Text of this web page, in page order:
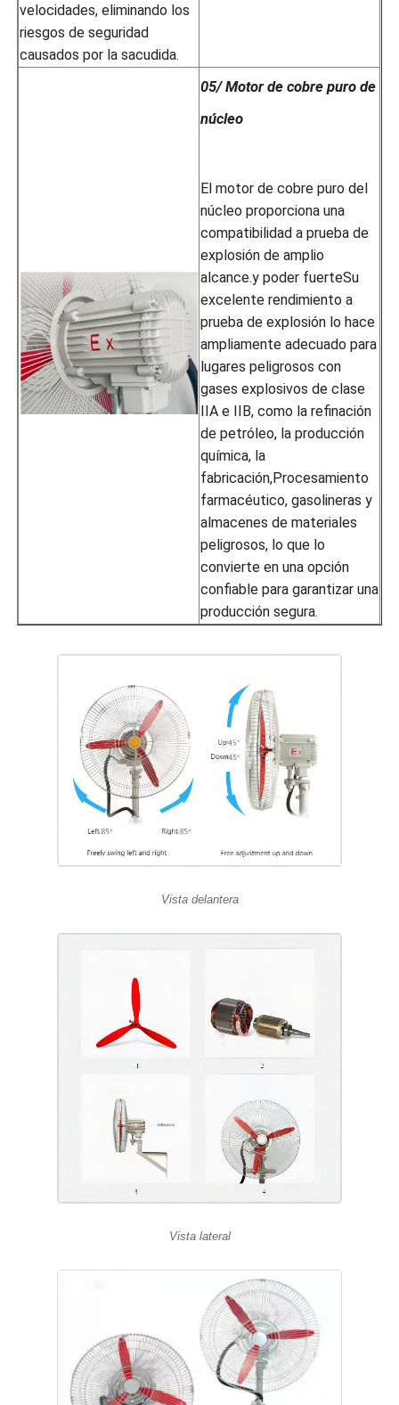
velocidades, eliminando los
riesgos de seguridad
causados por la sacudida.
05/ Motor de cobre puro de
núcleo
El motor de cobre puro del
núcleo proporciona una
compatibilidad a prueba de
explosión de amplio
alcance.y poder fuerteSu
excelente rendimiento a
prueba de explosión lo hace
ampliamente adecuado para
lugares peligrosos con
gases explosivos de clase
IIA e IIB, como la refinación
de petróleo, la producción
química, la
fabricación,Procesamiento
farmacéutico, gasolineras y
almacenes de materiales
peligrosos, lo que lo
convierte en una opción
confiable para garantizar una
producción segura.
Vista delantera
Vista lateral